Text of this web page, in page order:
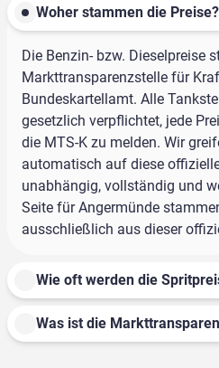
Woher stammen die Preise?
Die Benzin- bzw. Dieselpreise
Markttransparenzstelle für
Bundeskartellamt. Alle
gesetzlich verpflichtet, jede
die MTS-K zu melden. Wir
automatisch auf diese
unabhängig, vollständig und
Seite für Angermünde
ausschließlich aus dieser
Wie oft werden die
Was ist die